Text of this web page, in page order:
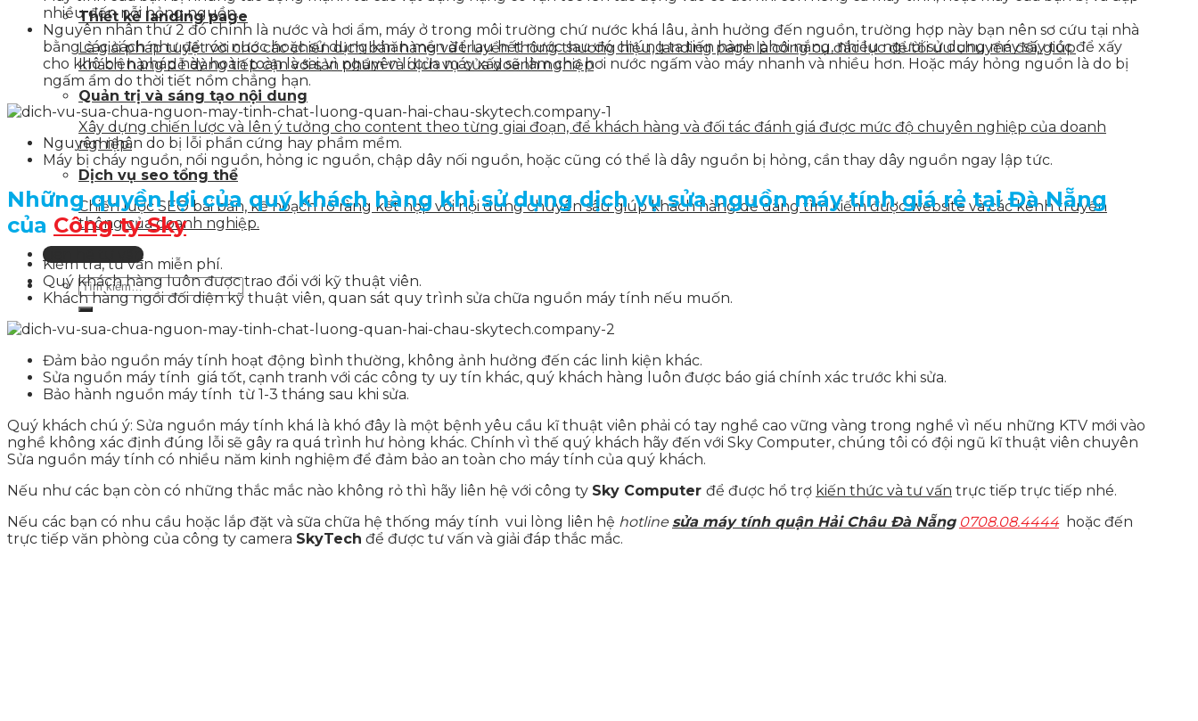
Thiết kế landing page
Là giải pháp tuyệt vời cho các chiến dịch bán hàng và truyền thông thương hiệu, landing page là công cụ đắc lực để tối ưu chuyển đổi, giúp
khách hàng dễ dàng tiếp cận với sản phẩm và dịch vụ của doanh nghiệp
Quản trị và sáng tạo nội dung
Xây dựng chiến lược và lên ý tưởng cho content theo từng giai đoạn, để khách hàng và đối tác đánh giá được mức độ chuyên nghiệp của doanh
nghiệp.
Dịch vụ seo tổng thể
Chiến lược SEO bài bản, kế hoạch rõ ràng kết hợp với nội dung chuyên sâu giúp khách hàng dễ dàng tìm kiếm được website và các kênh truyền
thông của doanh nghiệp.
Liên hệ tư vấn
nhiều đến nỗi hỏng nguồn.
Nguyên nhân thứ 2 đó chính là nước và hơi ẩm, máy ở trong môi trường chứ nước khá lâu, ảnh hưởng đến nguồn, trường hợp này bạn nên sơ cứu tại nhà
bằng các cách như để róc nước hoặc sử dụng khăn mền để lau hết nước sau đó chúng ta tiến hành phơi nắng, nhiều người sử dụng máy sấy tóc để xấy
cho khô biện pháp này hoàn toàn là sai, vì nguyên lí của máy xấy sẽ làm cho hơi nước ngấm vào máy nhanh và nhiều hơn. Hoặc máy hỏng nguồn là do bị
ngấm ẩm do thời tiết nồm chẳng hạn.
Nguyên nhân do bị lỗi phần cứng hay phầm mềm.
Máy bị cháy nguồn, nổi nguồn, hỏng ic nguồn, chập dây nối nguồn, hoặc cũng có thể là dây nguồn bị hỏng, cần thay dây nguồn ngay lập tức.
Những quyền lợi của quý khách hàng khi sử dụng dịch vụ sửa nguồn máy tính giá rẻ tại Đà Nẵng
của Công ty Sky
Kiểm tra, tư vấn miễn phí.
Quý khách hàng luôn được trao đổi với kỹ thuật viên.
Khách hàng ngồi đối diện kỹ thuật viên, quan sát quy trình sửa chữa nguồn máy tính nếu muốn.
Đảm bảo nguồn máy tính hoạt động bình thường, không ảnh hưởng đến các linh kiện khác.
Sửa nguồn máy tính giá tốt, cạnh tranh với các công ty uy tín khác, quý khách hàng luôn được báo giá chính xác trước khi sửa.
Bảo hành nguồn máy tính từ 1-3 tháng sau khi sửa.
Quý khách chú ý: Sửa nguồn máy tính khá là khó đây là một bệnh yêu cầu kĩ thuật viên phải có tay nghề cao vững vàng trong nghề vì nếu những KTV mới vào
nghề không xác định đúng lỗi sẽ gây ra quá trình hư hỏng khác. Chính vì thế quý khách hãy đến với Sky Computer, chúng tôi có đội ngũ kĩ thuật viên chuyên
Sửa nguồn máy tính có nhiều năm kinh nghiệm để đảm bảo an toàn cho máy tính của quý khách.
Nếu như các bạn còn có những thắc mắc nào không rỏ thì hãy liên hệ với công ty Sky Computer để được hổ trợ kiến thức và tư vấn trực tiếp trực tiếp nhé.
Nếu các bạn có nhu cầu hoặc lắp đặt và sữa chữa hệ thống máy tính vui lòng liên hệ hotline sửa máy tính quận Hải Châu Đà Nẵng 0708.08.4444 hoặc đến
trực tiếp văn phòng của công ty camera SkyTech để được tư vấn và giải đáp thắc mắc.